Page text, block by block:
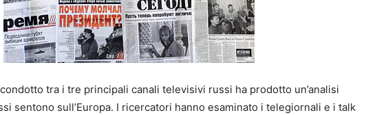
tra i tre principali canali televisivi russi ha prodotto un’analisi
sentono sull’Europa. I ricercatori hanno esaminato i telegiornali e i talk